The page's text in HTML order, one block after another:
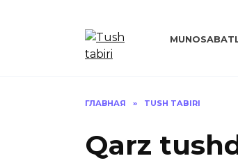
ГЛАВНАЯ » TUSH TABIRI
Qarz